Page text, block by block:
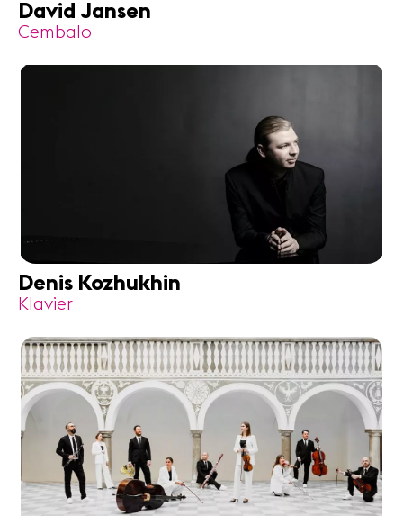
David Jansen
Cembalo
Denis Kozhukhin
Klavier